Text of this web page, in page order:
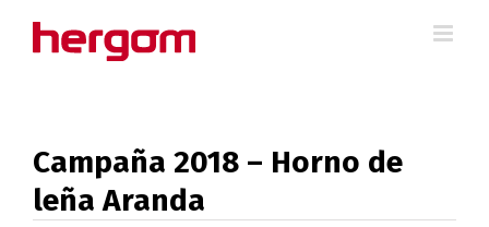
Campaña 2018 – Horno de
leña Aranda